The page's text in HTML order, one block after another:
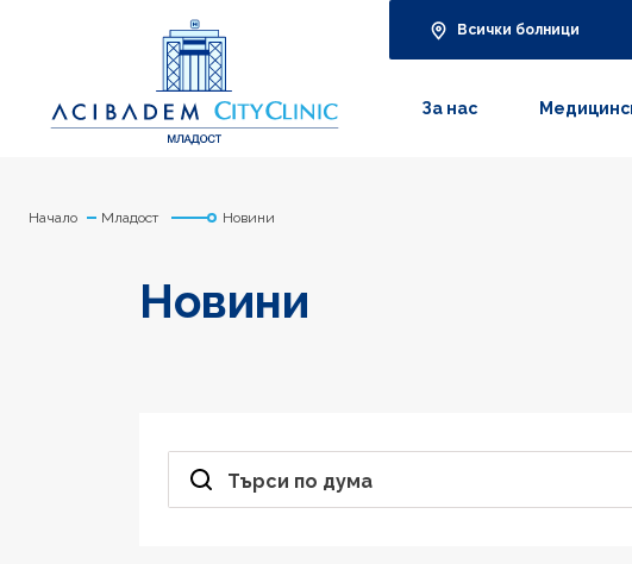
Всички болници
За нас
Начало Младост Новини
Новини
Търси по дума